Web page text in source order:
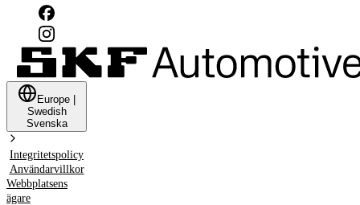
Europe
Swedish
Svenska
Integritetspolicy
Användarvillkor
Webbplatsens
ägare